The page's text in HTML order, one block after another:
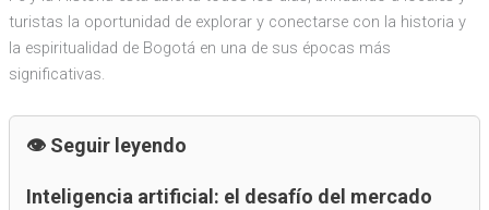
turistas la oportunidad de explorar y conectarse con la historia y
la espiritualidad de Bogotá en una de sus épocas más
significativas.
Seguir leyendo
Inteligencia artificial: el desafío del mercado